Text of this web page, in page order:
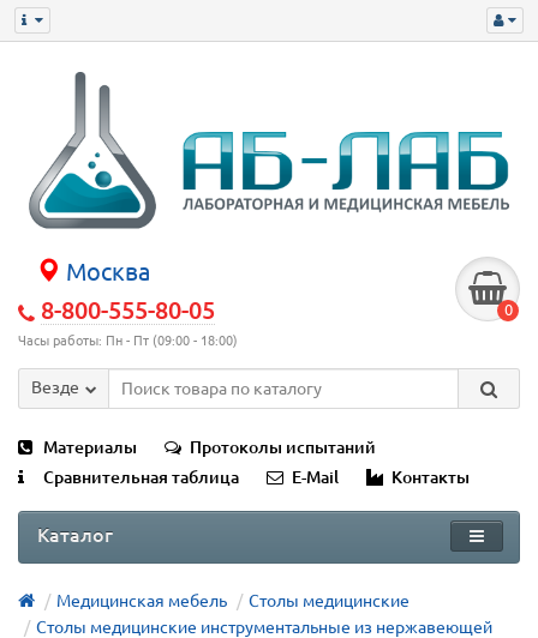
Москва
8-800-555-80-05
Часы работы: Пн - Пт (09:00 - 18:00)
0
Везде
Материалы
Протоколы испытаний
Сравнительная таблица
E-Mail Контакты
Каталог
Медицинская мебель
Столы медицинские
Столы медицинские инструментальные из нержавеющей